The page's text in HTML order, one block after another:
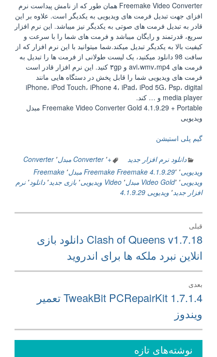
Freemake Video Converter همان طور که از نامش پیداست نرم
افزای جهت تبدیل فرمت های ویدیویی به یکدیگر است. علاوه بر این
قادر به تبدیل فرمت های صوتی به یکدیگر نیز میباشد. این نرم افزار
سریع، قدرتمند و رایگان میباشد و فرمت های شما را با سرعت و
کیفیت بالا به یکدیگر تبدیل میکند.شما میتوانید با این نرم افزار که از
سافت 98 دانلود میکنید، یک لیست طولانی از فرمت ها را تبدیل به
فرمت های avi،wmv،mp4 و ۳gp کنید. این نرم افزار قادر است
فرمت های ویدیویی شما را قابل پخش در دستگاه هایی مانند
iPhone، iPod Touch، iPhone 4، iPad، iPod 5G، Psp، digital
media player و … کند.
Freemake Video Converter Gold 4.1.9.29 + Portable مبدل
ویدیویی
گیم پلی استیشن
دانلود نرم افزار جدید +٬ Converter مبدل ٬ Converter
ویدیویی٬ Freemake 4.1.9.29٬ Freemake مبدل ٬ Freemake
ویدیویی٬ Gold٬ Video مبدل ٬ Video ویدیویی ٬ بازی جدید٬ دانلود٬ نرم
افزار جدید٬ ویدیویی 4.1.9.29
راهبری
نوشته
قبلی
نوشته
قبلی:
Clash of Queens v1.7.18 دانلود بازی
انلاین نبرد ملکه ها برای اندروید
بعدی
نوشته
بعدی:
TweakBit PCRepairKit 1.7.1.4 تعمیر
ویندوز
نوشته‌های تازه